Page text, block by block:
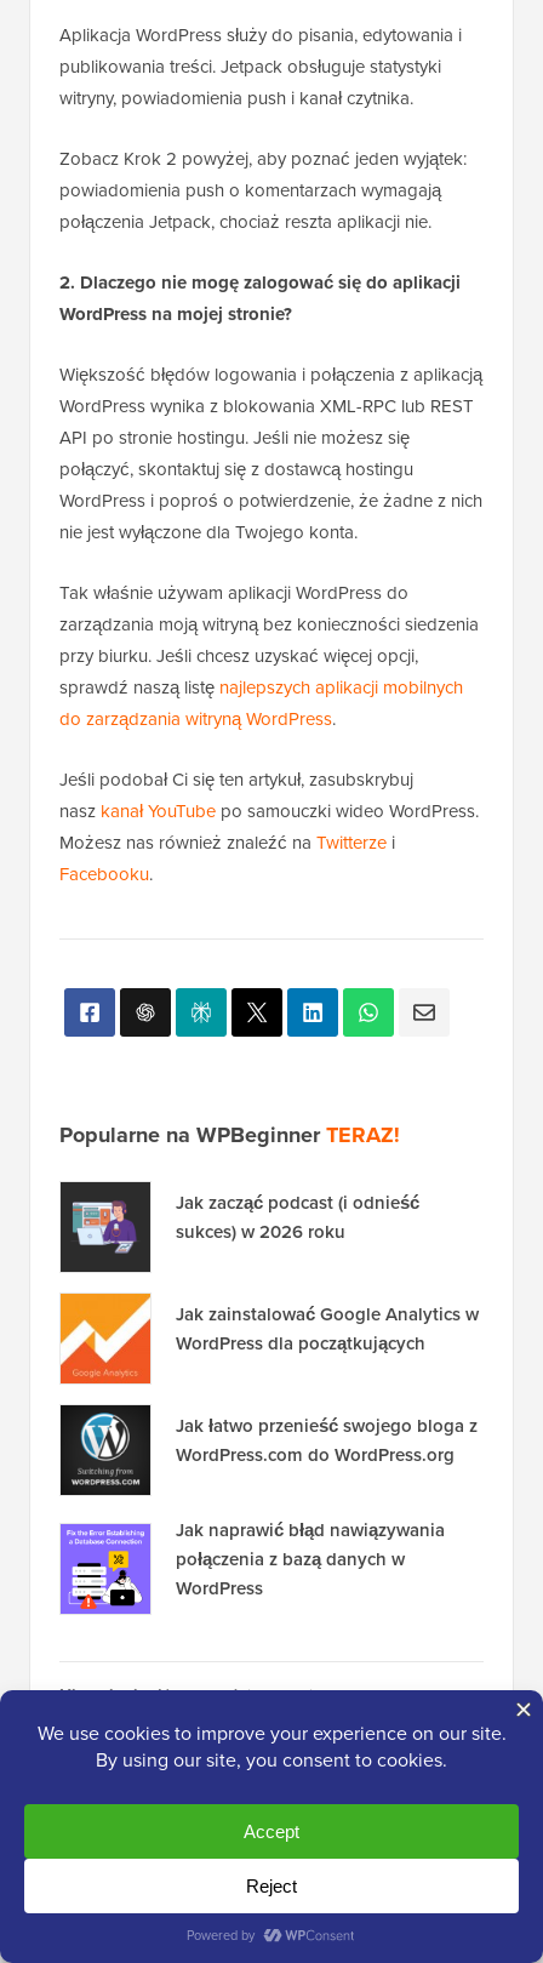
Aplikacja WordPress służy do pisania, edytowania i
publikowania treści. Jetpack obsługuje statystyki
witryny, powiadomienia push i kanał czytnika.
Zobacz Krok 2 powyżej, aby poznać jeden wyjątek:
powiadomienia push o komentarzach wymagają
połączenia Jetpack, chociaż reszta aplikacji nie.
2. Dlaczego nie mogę zalogować się do aplikacji
WordPress na mojej stronie?
Większość błędów logowania i połączenia z aplikacją
WordPress wynika z blokowania XML-RPC lub REST
API po stronie hostingu. Jeśli nie możesz się
połączyć, skontaktuj się z dostawcą hostingu
WordPress i poproś o potwierdzenie, że żadne z nich
nie jest wyłączone dla Twojego konta.
Tak właśnie używam aplikacji WordPress do
zarządzania moją witryną bez konieczności siedzenia
przy biurku. Jeśli chcesz uzyskać więcej opcji,
sprawdź naszą listę najlepszych aplikacji mobilnych
do zarządzania witryną WordPress.
Jeśli podobał Ci się ten artykuł, zasubskrybuj
nasz kanał YouTube po samouczki wideo WordPress.
Możesz nas również znaleźć na Twitterze i
Facebooku.
Popularne na WPBeginnerTERAZ!
Jak zacząć podcast (i odnieść
sukces) w 2026 roku
Jak zainstalować Google Analytics w
WordPress dla początkujących
Jak łatwo przenieść swojego bloga z
WordPress.com do WordPress.org
Jak naprawić błąd nawiązywania
połączenia z bazą danych w
WordPress
Ujawnienie:Nasze treści są wspierane przez
czytelników. Oznacza to, że jeśli klikniesz niektóre z
naszych linków, możemy otrzymać prowizję. Zobacz
możesz nas wesprzeć. Oto naszproces redakcyjny.